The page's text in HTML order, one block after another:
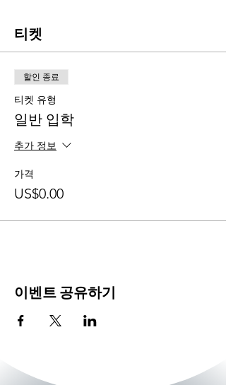
티켓
할인 종료
티켓 유형
일반 입학
추가 정보
가격
US$0.00
이벤트 공유하기